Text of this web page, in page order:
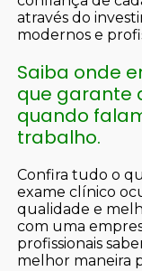
através do
modernos e
Saiba onde
que garante
quando
trabalho.
Confira tudo o
exame clínico
qualidade e
com uma
profissionais
melhor maneira